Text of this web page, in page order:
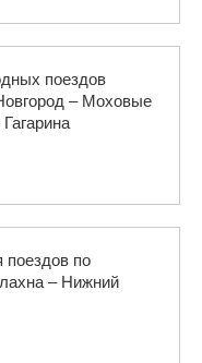
поездов
– Моховые
поездов по
– Нижний